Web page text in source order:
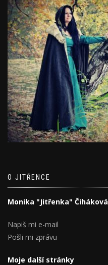
O JITŘENCE
Monika "Jitřenka" Čiháková
Napiš mi e-mail
Pošli mi zprávu
Moje další stránky